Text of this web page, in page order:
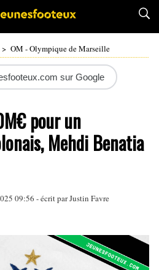
> OM - Olympique de Marseille
sur Google
pour un
Mehdi Benatia
09:56 - écrit parJustin Favre